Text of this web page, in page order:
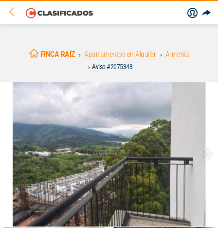
FINCA RAÍZ Apartamentos en Alquiler Armenia
Aviso #2075343